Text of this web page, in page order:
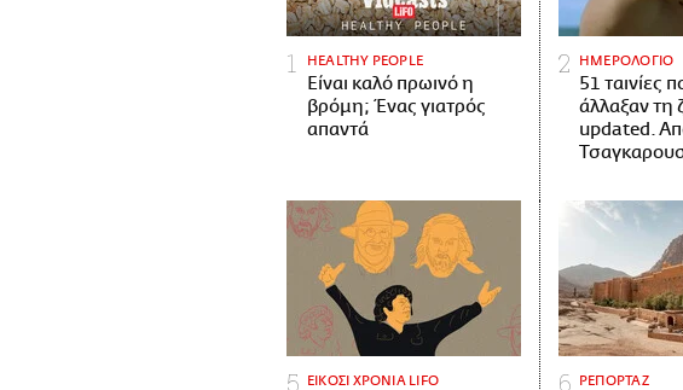
HEALTHY PEOPLE
Είναι καλό πρωινό η
βρόμη; Ένας γιατρός
απαντά
ΗΜΕΡΟΛΟΓΙΟ
51 ταινίες
άλλαξαν τη
updated.
ΕΙΚΟΣΙ ΧΡΟΝΙΑ LIFO ΡΕΠΟΡΤΑΖ